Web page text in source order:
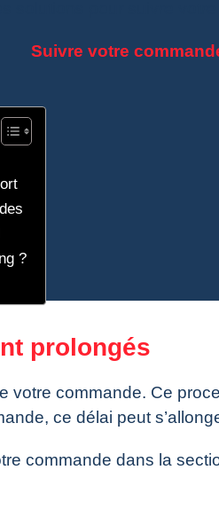
Suivre votre
?
prolongés
votre commande. Ce
ce délai peut
commande dans la